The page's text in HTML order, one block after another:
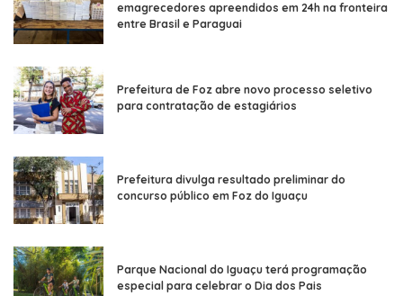
emagrecedores apreendidos em 24h na fronteira
entre Brasil e Paraguai
Prefeitura de Foz abre novo processo seletivo
para contratação de estagiários
Prefeitura divulga resultado preliminar do
concurso público em Foz do Iguaçu
Parque Nacional do Iguaçu terá programação
especial para celebrar o Dia dos Pais